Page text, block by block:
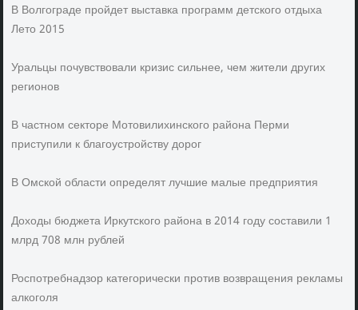
В Волгограде пройдет выставка программ детского отдыха
Лето 2015
Уральцы почувствовали кризис сильнее, чем жители других
регионов
В частном секторе Мотовилихинского района Перми
приступили к благоустройству дорог
В Омской области определят лучшие малые предприятия
Доходы бюджета Иркутского района в 2014 году составили 1
млрд 708 млн рублей
Роспотребнадзор категорически против возвращения рекламы
алкоголя